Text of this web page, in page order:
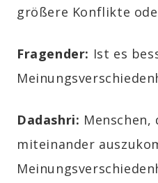
größere Konflikte
Fragender: Ist es
Dadashri: Menschen,
miteinander